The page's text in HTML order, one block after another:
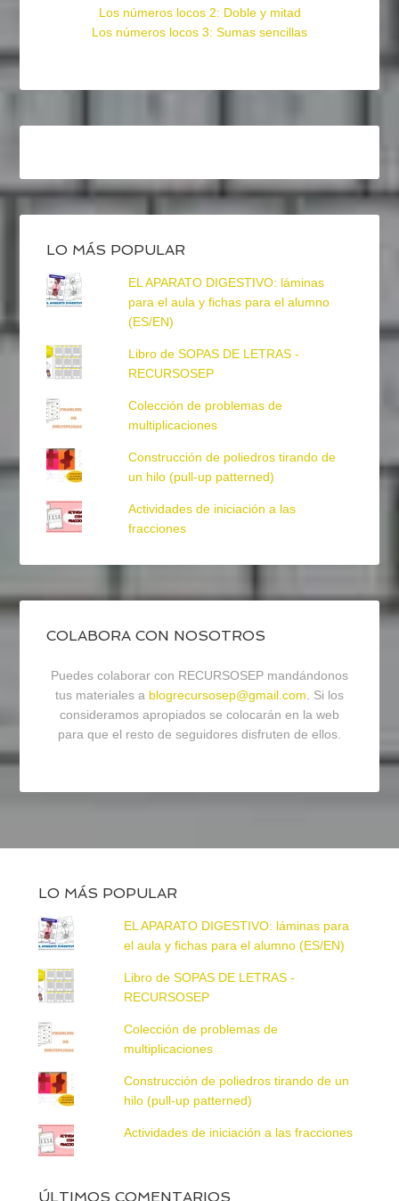
Los números locos 2: Doble y mitad
Los números locos 3: Sumas sencillas
LO MÁS POPULAR
EL APARATO DIGESTIVO: láminas
para el aula y fichas para el alumno
(ES/EN)
Libro de SOPAS DE LETRAS -
RECURSOSEP
Colección de problemas de
multiplicaciones
Construcción de poliedros tirando de
un hilo (pull-up patterned)
Actividades de iniciación a las
fracciones
COLABORA CON NOSOTROS
Puedes colaborar con RECURSOSEP mandándonos
tus materiales a blogrecursosep@gmail.com. Si los
consideramos apropiados se colocarán en la web
para que el resto de seguidores disfruten de ellos.
LO MÁS POPULAR
EL APARATO DIGESTIVO: láminas para
el aula y fichas para el alumno (ES/EN)
Libro de SOPAS DE LETRAS -
RECURSOSEP
Colección de problemas de
multiplicaciones
Construcción de poliedros tirando de un
hilo (pull-up patterned)
Actividades de iniciación a las fracciones
ÚLTIMOS COMENTARIOS